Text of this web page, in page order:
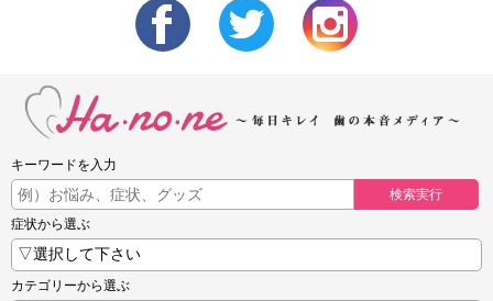
キーワードを入力
検索実行
症状から選ぶ
カテゴリーから選ぶ